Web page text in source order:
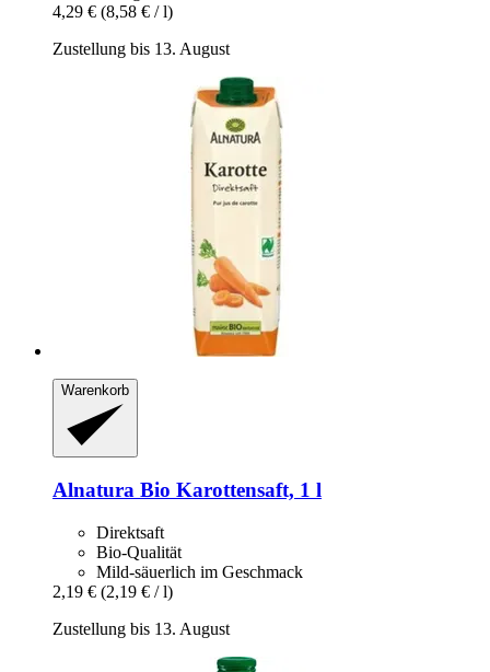
4,29 € (8,58 € / l)
Zustellung bis 13. August
Warenkorb
Alnatura Bio Karottensaft, 1 l
Direktsaft
Bio-Qualität
Mild-säuerlich im Geschmack
2,19 € (2,19 € / l)
Zustellung bis 13. August